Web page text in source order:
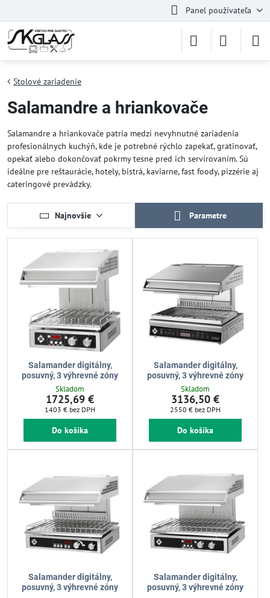
Panel používateľa
Stolové zariadenie
Salamandre a hriankovače
Salamandre a hriankovače patria medzi nevyhnutné zariadenia
profesionálnych kuchýň, kde je potrebné rýchlo zapekať, gratinovať,
opekať alebo dokončovať pokrmy tesne pred ich servírovaním. Sú
ideálne pre reštaurácie, hotely, bistrá, kaviarne, fast foody, pizzérie aj
cateringové prevádzky.
Najnovšie Parametre
Salamander digitálny,
posuvný, 3 výhrevné zóny
Skladom
1725,69 €
1403 € bez DPH
Do košíka
Salamander digitálny,
posuvný, 3 výhrevné zóny
Skladom
3136,50 €
2550 € bez DPH
Do košíka
Salamander digitálny,
posuvný, 3 výhrevné zóny
Salamander digitálny,
posuvný, 3 výhrevné zóny